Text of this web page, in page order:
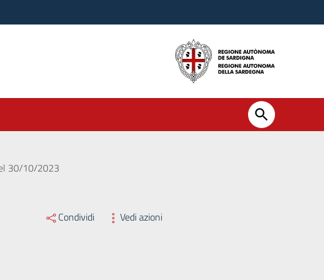
30/10/2023
Condividi Vedi azioni